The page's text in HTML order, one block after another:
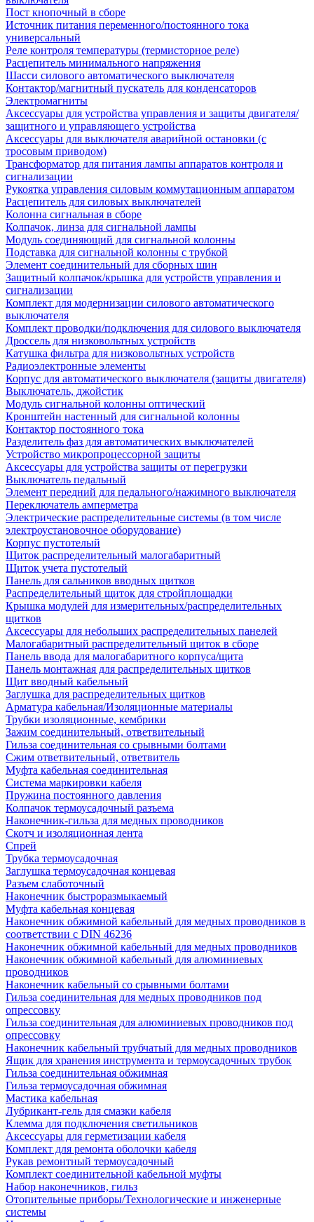
Пост кнопочный в сборе
Источник питания переменного/постоянного тока
универсальный
Реле контроля температуры (термисторное реле)
Расцепитель минимального напряжения
Шасси силового автоматического выключателя
Контактор/магнитный пускатель для конденсаторов
Электромагниты
Аксессуары для устройства управления и защиты двигателя/
защитного и управляющего устройства
Аксессуары для выключателя аварийной остановки (с
тросовым приводом)
Трансформатор для питания лампы аппаратов контроля и
сигнализации
Рукоятка управления силовым коммутационным аппаратом
Расцепитель для силовых выключателей
Колонна сигнальная в сборе
Колпачок, линза для сигнальной лампы
Модуль соединяющий для сигнальной колонны
Подставка для сигнальной колонны с трубкой
Элемент соединительный для сборных шин
Защитный колпачок/крышка для устройств управления и
сигнализации
Комплект для модернизации силового автоматического
выключателя
Комплект проводки/подключения для силового выключателя
Дроссель для низковольтных устройств
Катушка фильтра для низковольтных устройств
Радиоэлектронные элементы
Корпус для автоматического выключателя (защиты двигателя)
Выключатель, джойстик
Модуль сигнальной колонны оптический
Кронштейн настенный для сигнальной колонны
Контактор постоянного тока
Разделитель фаз для автоматических выключателей
Устройство микропроцессорной защиты
Аксессуары для устройства защиты от перегрузки
Выключатель педальный
Элемент передний для педального/нажимного выключателя
Переключатель амперметра
Электрические распределительные системы (в том числе
электроустановочное оборудование)
Корпус пустотелый
Щиток распределительный малогабаритный
Щиток учета пустотелый
Панель для сальников вводных щитков
Распределительный щиток для стройплощадки
Крышка модулей для измерительных/распределительных
щитков
Аксессуары для небольших распределительных панелей
Малогабаритный распределительный щиток в сборе
Панель ввода для малогабаритного корпуса/щита
Панель монтажная для распределительных щитков
Щит вводный кабельный
Заглушка для распределительных щитков
Арматура кабельная/Изоляционные материалы
Трубки изоляционные, кембрики
Зажим соединительный, ответвительный
Гильза соединительная со срывными болтами
Сжим ответвительный, ответвитель
Муфта кабельная соединительная
Система маркировки кабеля
Пружина постоянного давления
Колпачок термоусадочный разъема
Наконечник-гильза для медных проводников
Скотч и изоляционная лента
Спрей
Трубка термоусадочная
Заглушка термоусадочная концевая
Разъем слаботочный
Наконечник быстроразмыкаемый
Муфта кабельная концевая
Наконечник обжимной кабельный для медных проводников в
соответствии с DIN 46236
Наконечник обжимной кабельный для медных проводников
Наконечник обжимной кабельный для алюминиевых
проводников
Наконечник кабельный со срывными болтами
Гильза соединительная для медных проводников под
опрессовку
Гильза соединительная для алюминиевых проводников под
опрессовку
Наконечник кабельный трубчатый для медных проводников
Ящик для хранения инструмента и термоусадочных трубок
Гильза соединительная обжимная
Гильза термоусадочная обжимная
Мастика кабельная
Лубрикант-гель для смазки кабеля
Клемма для подключения светильников
Аксессуары для герметизации кабеля
Комплект для ремонта оболочки кабеля
Рукав ремонтный термоусадочный
Комплект соединительной кабельной муфты
Набор наконечников, гильз
Отопительные приборы/Технологические и инженерные
системы